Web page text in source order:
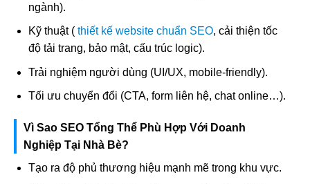
ngành).
Kỹ thuật ( thiết kế website chuẩn SEO, cải thiện tốc
độ tải trang, bảo mật, cấu trúc logic).
Trải nghiệm người dùng (UI/UX, mobile-friendly).
Tối ưu chuyển đổi (CTA, form liên hệ, chat online…).
Vì Sao SEO Tổng Thể Phù Hợp Với Doanh
Nghiệp Tại Nhà Bè?
Tạo ra độ phủ thương hiệu mạnh mẽ trong khu vực.